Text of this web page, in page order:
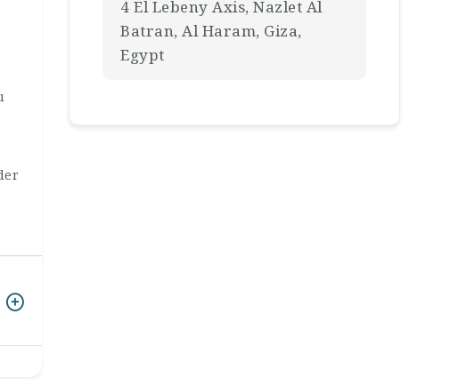
4 El Lebeny Axis, Nazlet Al
Batran, Al Haram, Giza,
Egypt